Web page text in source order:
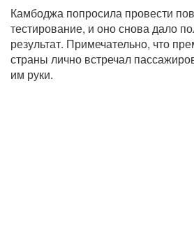
Камбоджа попросила провести
тестирование, и оно снова дало
результат. Примечательно, что
страны лично встречал
им руки.